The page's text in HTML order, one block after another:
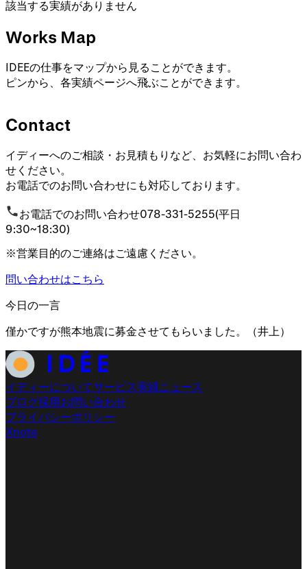
該当する実績がありません
Works Map
IDEEの仕事をマップから見ることができます。
ピンから、各実績ページへ飛ぶことができます。
Contact
イディーへのご相談・お見積もりなど、お気軽にお問い合わ
せください。
お電話でのお問い合わせにも対応しております。
お電話でのお問い合わせ078-331-5255(平日
9:30~18:30)
※営業目的のご連絡はご遠慮ください。
問い合わせはこちら
今日の一言
僅かですが熊本地震に募金させてもらいました。
（井上 ）
イディーについてサービス実績ニュース
ブログ採用お問い合わせ
プライバシーポリシー
Xnote